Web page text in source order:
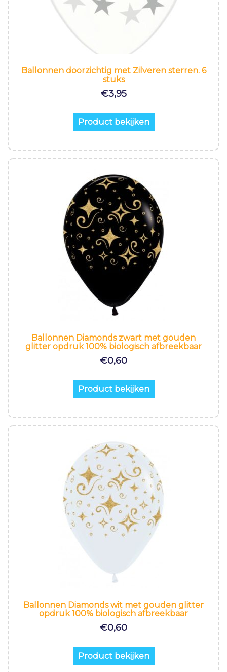
Ballonnen doorzichtig met Zilveren sterren. 6
stuks
€3,95
Product bekijken
Ballonnen Diamonds zwart met gouden
glitter opdruk 100% biologisch afbreekbaar
€0,60
Product bekijken
Ballonnen Diamonds wit met gouden glitter
opdruk 100% biologisch afbreekbaar
€0,60
Product bekijken